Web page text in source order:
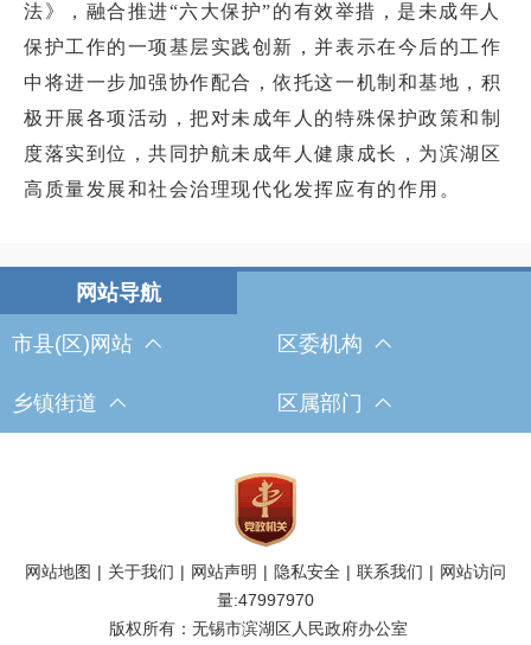
法》，融合推进“六大保护”的有效举措，是未成年人
保护工作的一项基层实践创新，并表示在今后的工作
中将进一步加强协作配合，依托这一机制和基地，积
极开展各项活动，把对未成年人的特殊保护政策和制
度落实到位，共同护航未成年人健康成长，为滨湖区
高质量发展和社会治理现代化发挥应有的作用。
市县(区)网站 区委机构
乡镇街道 区属部门
网站地图 | 关于我们 | 网站声明 | 隐私安全 | 联系我们 | 网站访问
量:47997970
版权所有：无锡市滨湖区人民政府办公室